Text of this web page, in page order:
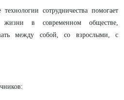
сотрудничества помогает
жизни в современном обществе,
между собой, со взрослыми, с